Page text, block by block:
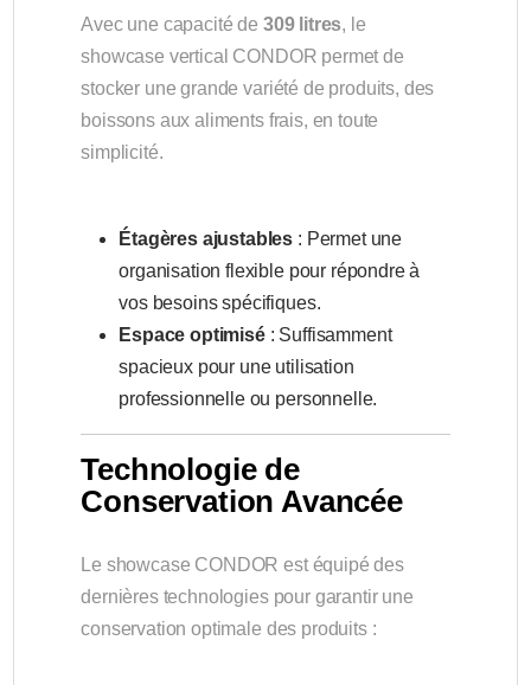
Avec une capacité de 309 litres, le
showcase vertical CONDOR permet de
stocker une grande variété de produits, des
boissons aux aliments frais, en toute
simplicité.
Étagères ajustables : Permet une
organisation flexible pour répondre à
vos besoins spécifiques.
Espace optimisé: Suffisamment
spacieux pour une utilisation
professionnelle ou personnelle.
Technologie de
Conservation Avancée
Le showcase CONDOR est équipé des
dernières technologies pour garantir une
conservation optimale des produits :